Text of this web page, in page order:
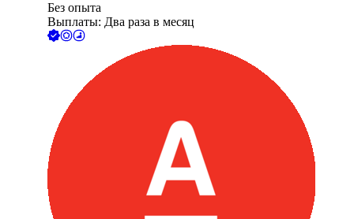
Без опыта
Выплаты: Два раза в месяц